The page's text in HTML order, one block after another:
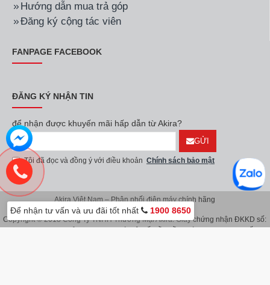
Hướng dẫn mua trả góp
Đăng ký cộng tác viên
FANPAGE FACEBOOK
ĐĂNG KÝ NHẬN TIN
để nhận được khuyến mãi hấp dẫn từ Akira?
GỬI
Tôi đã đọc và đồng ý với điều khoản Chính sách bảo mật
Akira Việt Nam – Phân phối điện máy chính hãng
Copyright © 2018 Công Ty TNHH Thương Mại Akira. Giấy chứng nhận ĐKKD số:
Để nhận tư vấn và ưu đãi tốt nhất 1900 8650